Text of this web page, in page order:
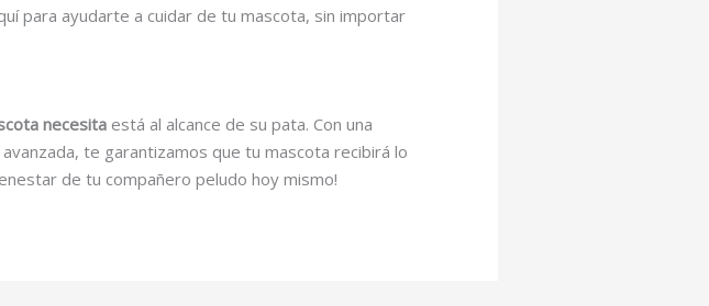
para ayudarte a cuidar de tu mascota, sin importar
necesita está al alcance de su pata. Con una
te garantizamos que tu mascota recibirá lo
de tu compañero peludo hoy mismo!